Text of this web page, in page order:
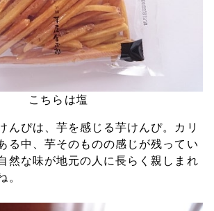
こちらは塩
んぴは、芋を感じる芋けんぴ。カリ
る中、芋そのものの感じが残ってい
然な味が地元の人に長らく親しまれ
。